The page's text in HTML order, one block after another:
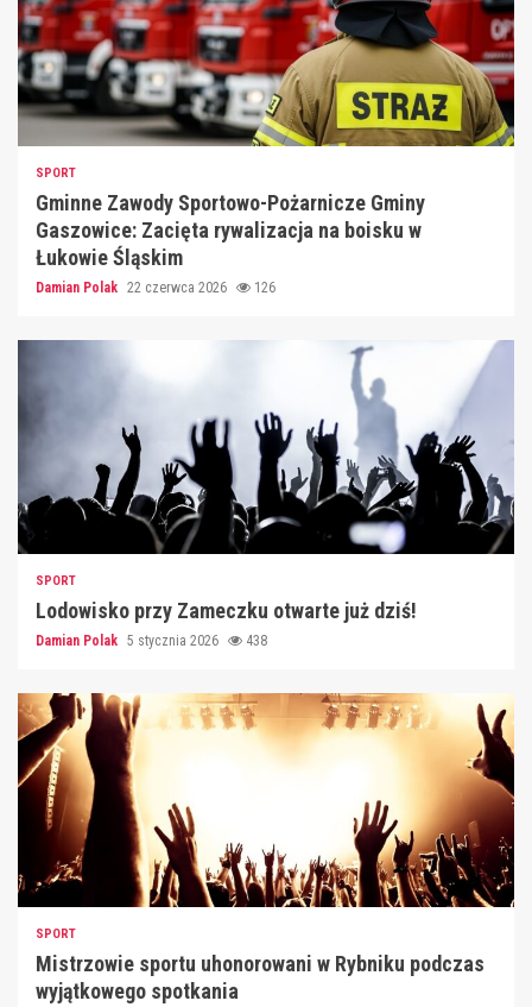
SPORT
Gminne Zawody Sportowo-Pożarnicze Gminy
Gaszowice: Zacięta rywalizacja na boisku w
Łukowie Śląskim
Damian Polak 22 czerwca 2026 126
SPORT
Lodowisko przy Zameczku otwarte już dziś!
Damian Polak 5 stycznia 2026 438
SPORT
Mistrzowie sportu uhonorowani w Rybniku podczas
wyjątkowego spotkania